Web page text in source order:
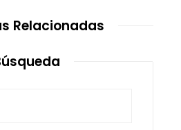
Relacionadas